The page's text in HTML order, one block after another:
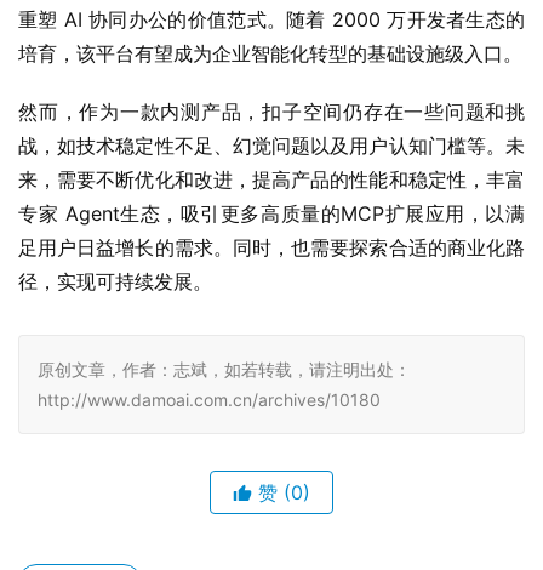
重塑 AI 协同办公的价值范式。随着 2000 万开发者生态的
培育，该平台有望成为企业智能化转型的基础设施级入口。
然而，作为一款内测产品，扣子空间仍存在一些问题和挑
战，如技术稳定性不足、幻觉问题以及用户认知门槛等。未
来，需要不断优化和改进，提高产品的性能和稳定性，丰富
专家 Agent生态，吸引更多高质量的MCP扩展应用，以满
足用户日益增长的需求。同时，也需要探索合适的商业化路
径，实现可持续发展。
原创文章，作者：志斌，如若转载，请注明出处：
http://www.damoai.com.cn/archives/10180
赞 (0)